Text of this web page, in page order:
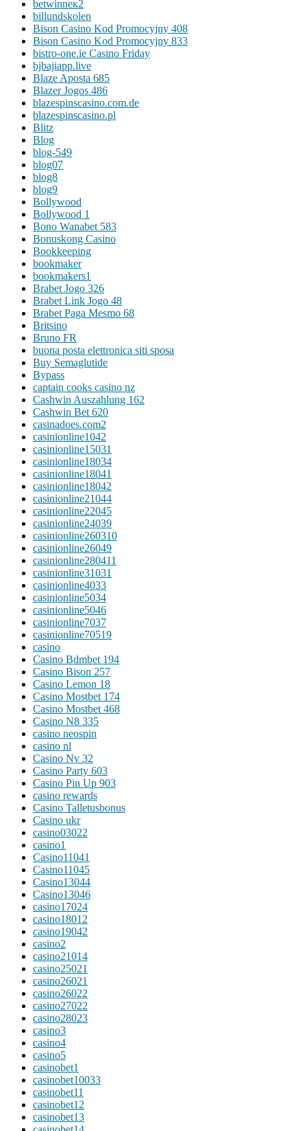
betwinneк2
billundskolen
Bison Casino Kod Promocyjny 408
Bison Casino Kod Promocyjny 833
bistro-one.ie Casino Friday
bjbajiapp.live
Blaze Aposta 685
Blazer Jogos 486
blazespinscasino.com.de
blazespinscasino.pl
Blitz
Blog
blog-549
blog07
blog8
blog9
Bollywood
Bollywood 1
Bono Wanabet 583
Bonuskong Casino
Bookkeeping
bookmaker
bookmakers1
Brabet Jogo 326
Brabet Link Jogo 48
Brabet Paga Mesmo 68
Britsino
Bruno FR
buona posta elettronica siti sposa
Buy Semaglutide
Bypass
captain cooks casino nz
Cashwin Auszahlung 162
Cashwin Bet 620
casinadoes.com2
casinionline1042
casinionline15031
casinionline18034
casinionline18041
casinionline18042
casinionline21044
casinionline22045
casinionline24039
casinionline260310
casinionline26049
casinionline280411
casinionline31031
casinionline4033
casinionline5034
casinionline5046
casinionline7037
casinionline70519
casino
Casino Bdmbet 194
Casino Bison 257
Casino Lemon 18
Casino Mostbet 174
Casino Mostbet 468
Casino N8 335
casino neospin
casino nl
Casino Nv 32
Casino Party 603
Casino Pin Up 903
casino rewards
Casino Talletusbonus
Casino ukr
casino03022
casino1
Casino11041
Casino11045
Casino13044
Casino13046
casino17024
casino18012
casino19042
casino2
casino21014
casino25021
casino26021
casino26022
casino27022
casino28023
casino3
casino4
casino5
casinobet1
casinobet10033
casinobet11
casinobet12
casinobet13